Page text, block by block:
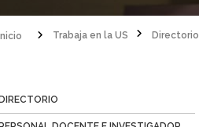
Trabaja en la US
Directorio